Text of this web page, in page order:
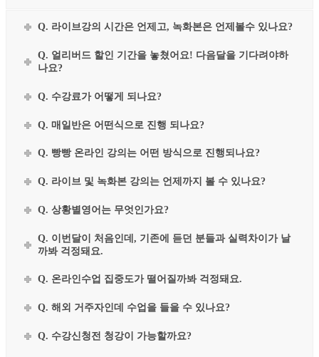
Q. 라이브강의 시간은 언제고, 녹화본은 언제볼수 있나요?
Q. 얼리버드 할인 기간을 놓쳤어요! 다음달을 기다려야하
나요?
Q. 수강료가 어떻게 되나요?
Q. 매일반은 어떤식으로 진행 되나요?
Q. 빵빵 온라인 강의는 어떤 방식으로 진행되나요?
Q. 라이브 및 녹화본 강의는 언제까지 볼 수 있나요?
Q. 상황별영어는 무엇인가요?
Q. 이번달이 처음인데, 기존에 듣던 분들과 실력차이가 날
까봐 걱정돼요.
Q. 온라인수업 집중도가 떨어질까봐 걱정돼요.
Q. 해외 거주자인데 수업을 들을 수 있나요?
Q. 수강신청전 청강이 가능할까요?